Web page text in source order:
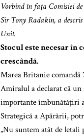
Vorbind în fața Comisiei
Sir Tony Radakin, a
Unit.
Stocul este necesar
crescândă.
Marea Britanie comandă
Amiralul a declarat că
importante îmbunătățiri
Strategică a Apărării,
„Nu suntem atât de letali